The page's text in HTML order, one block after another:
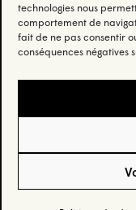
technologies nous
comportement de
fait de ne pas consentir
conséquences négatives
Restez à jour et
Confidentialité–
5605 Av. de